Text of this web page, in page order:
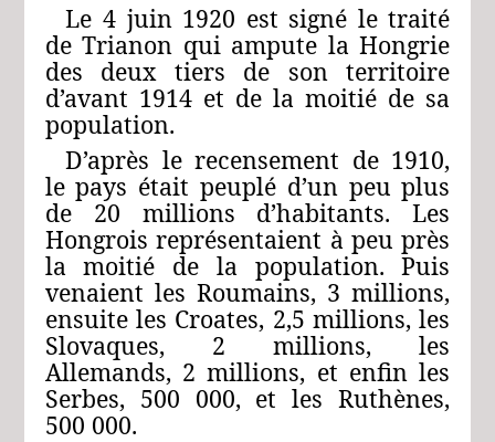
Le 4 juin 1920 est signé le traité
de Trianon qui ampute la Hongrie
des deux tiers de son territoire
d’avant 1914 et de la moitié de sa
population.
D’après le recensement de 1910,
le pays était peuplé d’un peu plus
de 20 millions d’habitants. Les
Hongrois représentaient à peu près
la moitié de la population. Puis
venaient les Roumains, 3 millions,
ensuite les Croates, 2,5 millions, les
Slovaques, 2 millions, les
Allemands, 2 millions, et enfin les
Serbes, 500 000, et les Ruthènes,
500 000.